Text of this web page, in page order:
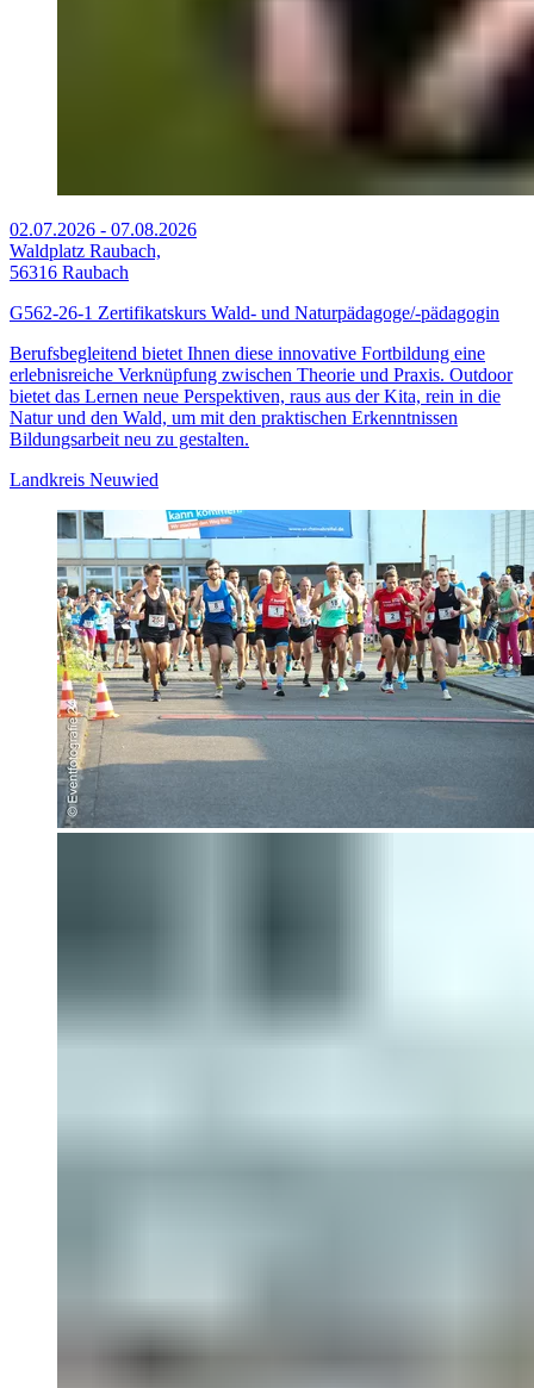
02.07.2026 - 07.08.2026
Waldplatz Raubach,
56316 Raubach
G562-26-1 Zertifikatskurs Wald- und Naturpädagoge/-pädagogin
Berufsbegleitend bietet Ihnen diese innovative Fortbildung eine
erlebnisreiche Verknüpfung zwischen Theorie und Praxis. Outdoor
bietet das Lernen neue Perspektiven, raus aus der Kita, rein in die
Natur und den Wald, um mit den praktischen Erkenntnissen
Bildungsarbeit neu zu gestalten.
Landkreis Neuwied